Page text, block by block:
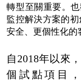
轉型至關重要。
監控解決方案的
安全、更個性化的
自 2018年以來
個試點項目